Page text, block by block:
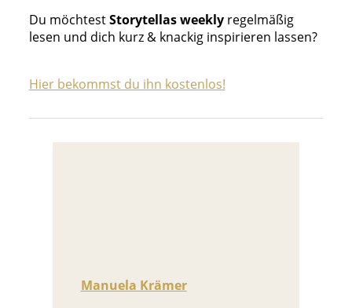
Du möchtestStorytellas weeklyregelmäßig
lesen und dich kurz & knackig inspirieren lassen?
Hier bekommst du ihn kostenlos!
Manuela Krämer